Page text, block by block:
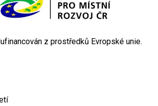
z prostředků Evropské unie.